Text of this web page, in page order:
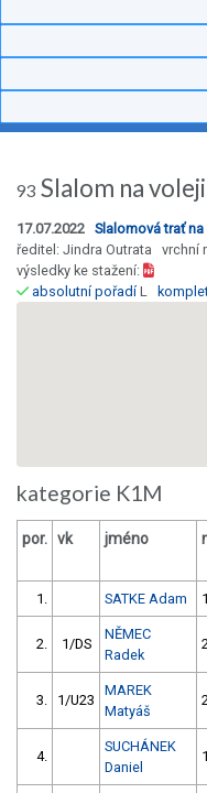
93 Slalom na voleji
17.07.2022 Slalomová trať
ředitel: Jindra Outrata vrchní
výsledky ke stažení:
absolutní pořadíL
kategorie K1M
por. vk jméno
1. SATKE Adam
2. 1/DS
NĚMEC
Radek
3. 1/U23
MAREK
Matyáš
4.
SUCHÁNEK
Daniel